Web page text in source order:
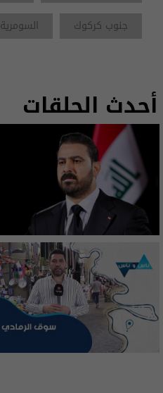
جنوب كركوك
السومرية
أحدث الحلقات